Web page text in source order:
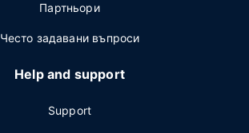
Партньори
Често задавани въпроси
Help and support
Support